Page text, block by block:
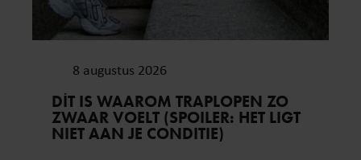
8 augustus 2026
DÍT IS WAAROM TRAPLOPEN ZO
ZWAAR VOELT (SPOILER: HET LIGT
NIET AAN JE CONDITIE)